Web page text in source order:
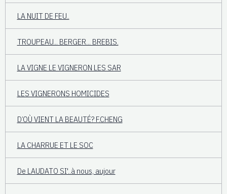
LA NUIT DE FEU..
TROUPEAU... BERGER... BREBIS.
LA VIGNE LE VIGNERON LES SAR
LES VIGNERONS HOMICIDES
D’OÙ VIENT LA BEAUTÉ? F.CHENG
LA CHARRUE ET LE SOC
De LAUDATO SI'..à nous, aujour